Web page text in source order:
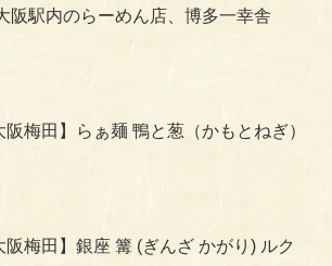
阪駅内のらーめん店、博多一幸舎
阪梅田】らぁ麺 鴨と葱（かもとねぎ）
阪梅田】銀座 篝 (ぎんざ かがり) ルク